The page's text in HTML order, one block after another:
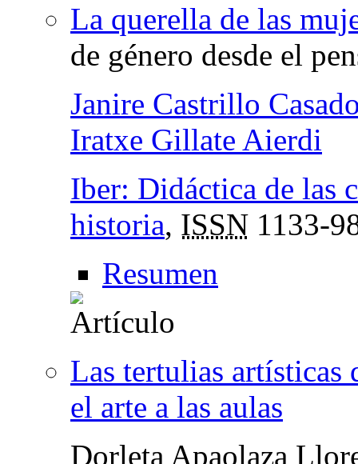
La querella de las
de género desde el
Janire Castrillo
Iratxe Gillate Aierdi
Iber: Didáctica de las
historia, ISSN 1133-
Resumen
Las tertulias artísticas
el arte a las aulas
Dorleta Apaolaza